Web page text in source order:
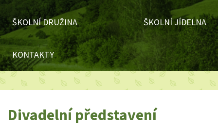
ŠKOLNÍ DRUŽINA ŠKOLNÍ JÍDELNA
KONTAKTY
Divadelní představení